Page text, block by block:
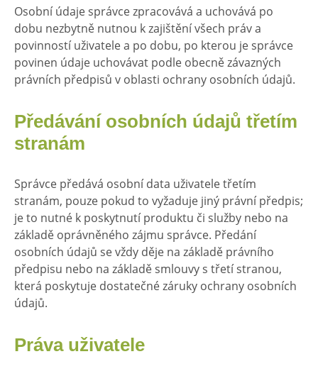
Osobní údaje správce zpracovává a uchovává po
dobu nezbytně nutnou k zajištění všech práv a
povinností uživatele a po dobu, po kterou je správce
povinen údaje uchovávat podle obecně závazných
právních předpisů v oblasti ochrany osobních údajů.
Předávání osobních údajů třetím
stranám
Správce předává osobní data uživatele třetím
stranám, pouze pokud to vyžaduje jiný právní předpis;
je to nutné k poskytnutí produktu či služby nebo na
základě oprávněného zájmu správce. Předání
osobních údajů se vždy děje na základě právního
předpisu nebo na základě smlouvy s třetí stranou,
která poskytuje dostatečné záruky ochrany osobních
údajů.
Práva uživatele